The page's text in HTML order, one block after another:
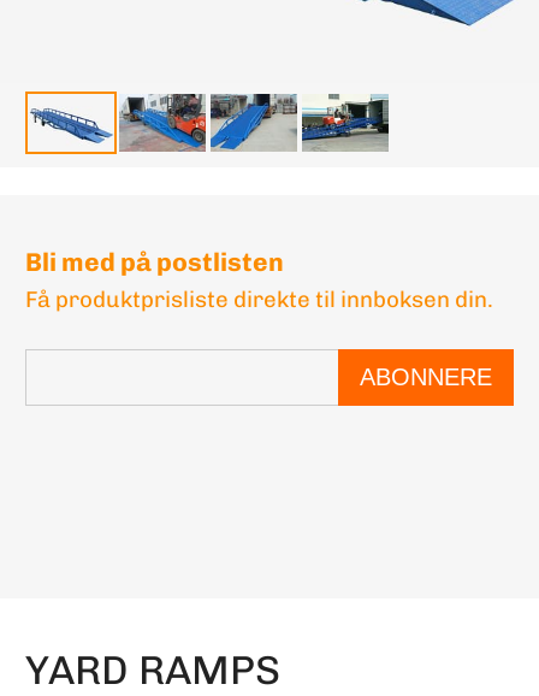
Bli med på postlisten
Få produktprisliste direkte til innboksen din.
ABONNERE
YARD RAMPS